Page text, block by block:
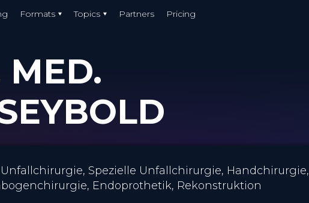
Formats Topics Partners Pricing
MED.
Spezielle Unfallchirurgie, Handchirurgie,
Endoprothetik, Rekonstruktion